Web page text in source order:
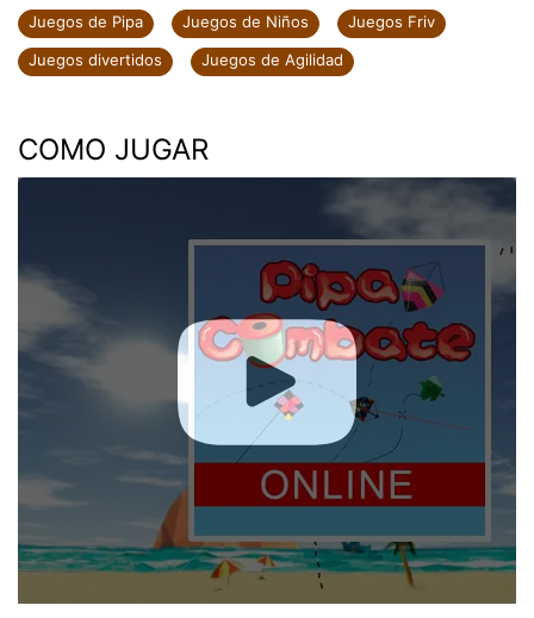
Juegos de Pipa Juegos de Niños
Juegos Friv
Juegos divertidos
Juegos de Agilidad
COMO JUGAR